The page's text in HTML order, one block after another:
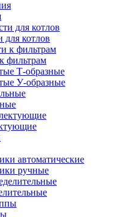
для котлов
фильтрам
Т-образные
У-образные
автоматические
ручные